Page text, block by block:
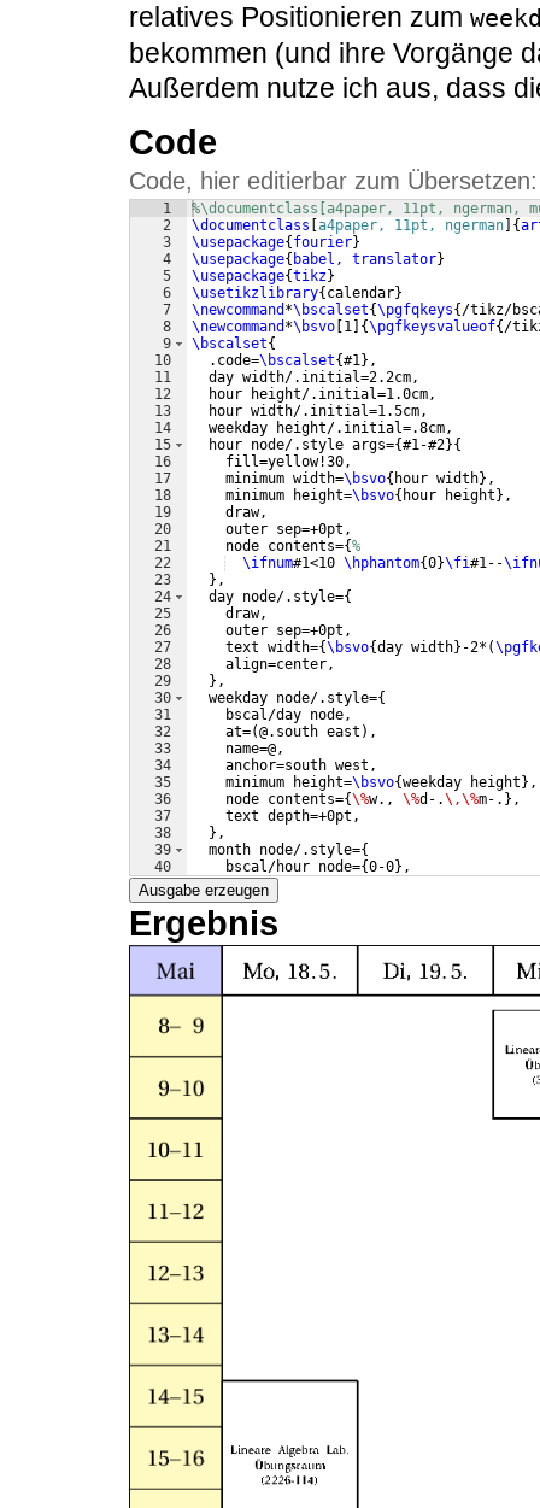
relatives Positionieren zum
bekommen (und ihre Vorgänge
Außerdem nutze ich aus, dass
Code
Code, hier editierbar zum Übersetzen:
1
2
3
4
5
6
7
8
9
10
11
12
13
14
15
16
17
18
19
20
21
22
23
24
25
26
27
28
29
30
31
32
33
34
35
36
37
38
39
40
41
%\documentclass[a4paper, 11pt,
\documentclass a4paper, 11pt, ngerman {
\usepackage{ fourier}
\usepackage{ babel, translator}
\usepackage{tikz}
\usetikzlibrary{ calendar}
\newcommand *\bscalset{\pgfqkeys{ /tikz/
\newcommand *\bsvo 1 {\pgfkeysvalueof{ /
\bscalset{
  .code=
\bscalset{#1} ,
  day width/.initial=2.2cm,
  hour height/.initial=1.0cm,
  hour width/.initial=1.5cm,
  weekday height/.initial=.8cm,
  hour node/.style args=
{#1-#2}{
    fill=yellow!30,
    minimum width=
\bsvo{ hour width} ,
    minimum height=
\bsvo{ hour height } ,
    draw,
    outer sep=+0pt,
    node contents=
{%
\ifnum#1<10 \hphantom{0}\fi#1--
} ,
  day node/.style=
{
    draw,
    outer sep=+0pt,
    text width=
{\bsvo{day width} -2* (
    align=center,
} ,
  weekday node/.style=
{
    bscal/day node,
    at=
(@.south east ) ,
    name=@,
    anchor=south west,
    minimum height=
\bsvo{weekday height } ,
    node contents=
{\%w., \%d-.\,\%m-. } ,
    text depth=+0pt,
} ,
  month node/.style=
{
    bscal/hour node=
{0-0} ,
    fill=blue!20,
Ausgabe erzeugen
Ergebnis